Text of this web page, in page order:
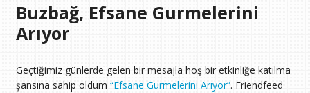
Buzbağ, Efsane Gurmelerini
Arıyor
Geçtiğimiz günlerde gelen bir mesajla hoş bir etkinliğe katılma
şansına sahip oldum “Efsane Gurmelerini Arıyor”. Friendfeed